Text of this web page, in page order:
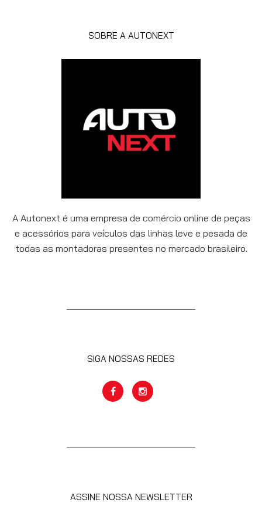
SOBRE A AUTONEXT
A Autonext é uma empresa de comércio online de peças
e acessórios para veículos das linhas leve e pesada de
todas as montadoras presentes no mercado brasileiro.
SIGA NOSSAS REDES
ASSINE NOSSA NEWSLETTER